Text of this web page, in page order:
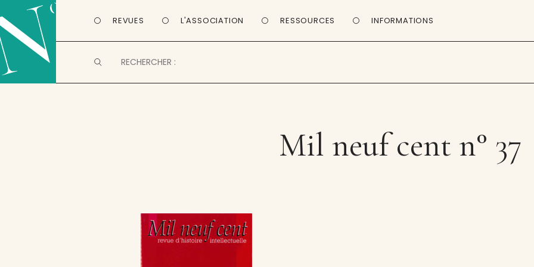
REVUES L'ASSOCIATION RESSOURCES INFORMATIONS
Mil neuf cent n° 37